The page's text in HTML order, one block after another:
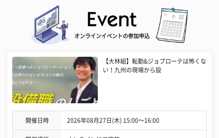
オンラインイベントの参加申込
【大林組】転勤&ジョブローテは怖くな
い！九州の現場から設
開催日時 2026年08月27日(木) 15:00〜16:00